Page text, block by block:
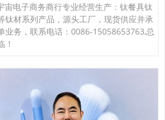
宙电子商务商行专业经营生产：钛餐具钛
钛材系列产品，源头工厂，现货供应并承
业务，联系电话：0086-15058653763,总
！